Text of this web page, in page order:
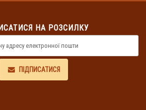
НА РОЗСИЛКУ
ПІДПИСАТИСЯ